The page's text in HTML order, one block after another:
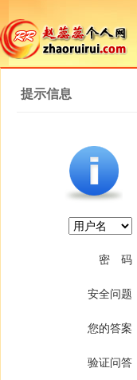
提示信息
密 码
安全问题
您的答案
验证问答